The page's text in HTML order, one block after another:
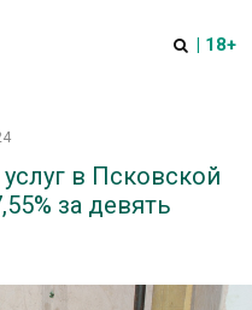
| 18+
в Псковской
за девять